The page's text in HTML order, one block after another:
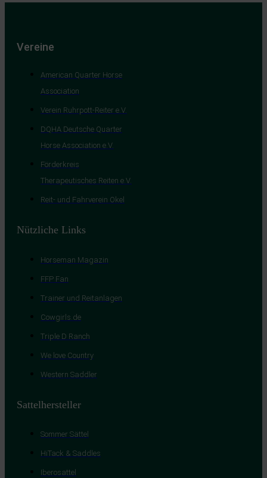
Vereine
American Quarter Horse
Association
Verein Ruhrpott-Reiter e.V.
DQHA Deutsche Quarter
Horse Association e.V.
Förderkreis
Therapeutisches Reiten e.V.
Reit- und Fahrverein Okel
Nützliche Links
Horseman Magazin
FFP Fan
Trainer und Reitanlagen
Cowgirls.de
Triple D Ranch
We love Country
Western Saddler
Sattelhersteller
Sommer Sättel
HiTack & Saddles
Iberosattel